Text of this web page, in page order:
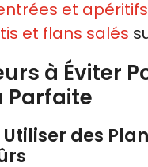
et
et flans salés
à Éviter
Parfaite
Utiliser des